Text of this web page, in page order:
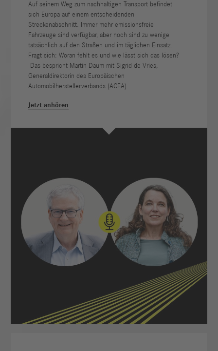
Auf seinem Weg zum nachhaltigen Transport befindet
sich Europa auf einem entscheidenden
Streckenabschnitt. Immer mehr emissionsfreie
Fahrzeuge sind verfügbar, aber noch sind zu wenige
tatsächlich auf den Straßen und im täglichen Einsatz.
Fragt sich: Woran fehlt es und wie lässt sich das lösen?
Das bespricht Martin Daum mit Sigrid de Vries,
Generaldirektorin des Europäischen
Automobilherstellerverbands (ACEA).
Jetzt anhören